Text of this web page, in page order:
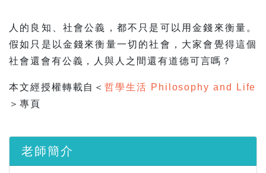
人的良知、社會公義，都不只是可以用金錢來衡量。
假如只是以金錢來衡量一切的社會，大家會覺得這個
社會還會有公義，人與人之間還有道德可言嗎？
本文經授權轉載自＜哲學生活 Philosophy and Life
＞專頁
老師簡介